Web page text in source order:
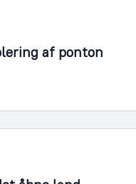
af ponton